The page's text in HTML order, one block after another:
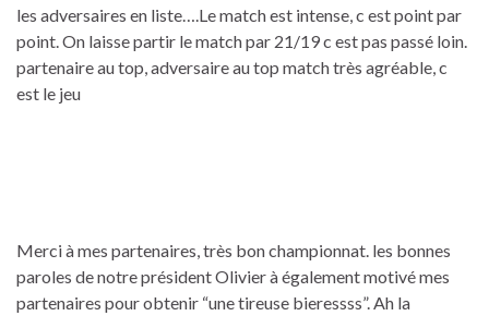
les adversaires en liste….Le match est intense, c est point par
point. On laisse partir le match par 21/19 c est pas passé loin.
partenaire au top, adversaire au top match très agréable, c
est le jeu
Merci à mes partenaires, très bon championnat. les bonnes
paroles de notre président Olivier à également motivé mes
partenaires pour obtenir “une tireuse bieressss”. Ah la